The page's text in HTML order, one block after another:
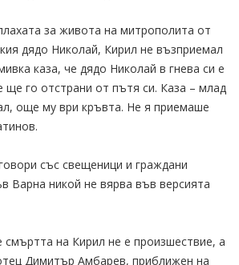
за живота на митрополита от
дядо Николай, Кирил не възприемал
каза, че дядо Николай в гнева си е
ще го отстрани от пътя си. Каза – млад
още му ври кръвта. Не я приемаше
със свещеници и граждани
Варна никой не вярва във версията
на Кирил не е произшествие, а
Димитър Амбарев, приближен на